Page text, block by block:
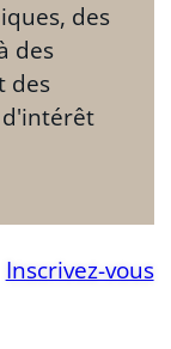
des
des
des
d'intérêt
Inscrivez-vous